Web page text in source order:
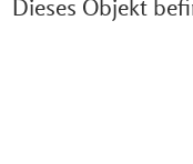
Dieses Objekt